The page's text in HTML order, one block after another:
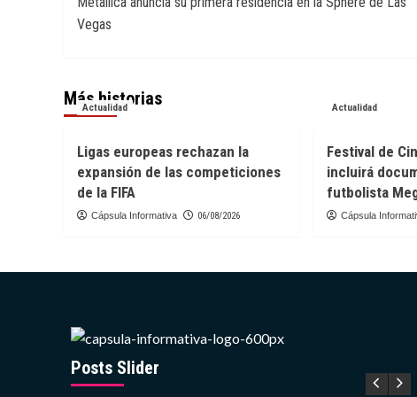
de
entradas
Vegas
Más historias
Actualidad
Ligas europeas rechazan la
expansión de las competiciones
de la FIFA
Cápsula Informativa 06/08/2026
Actualidad
Festival de
incluirá
futbolista
Cápsula
Posts Slider